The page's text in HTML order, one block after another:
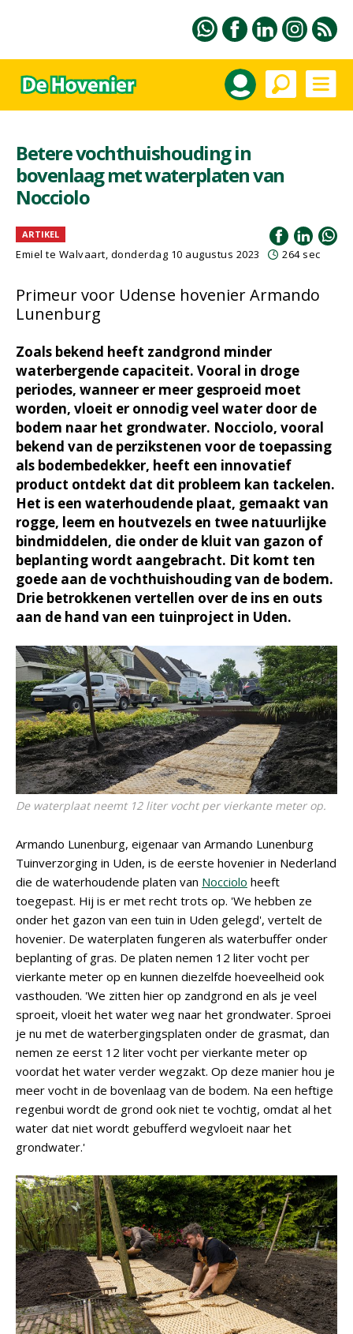
Betere vochthuishouding in
bovenlaag met waterplaten van
Nocciolo
ARTIKEL
Emiel te Walvaart, donderdag 10 augustus 2023 264 sec
Primeur voor Udense hovenier Armando
Lunenburg
Zoals bekend heeft zandgrond minder
waterbergende capaciteit. Vooral in droge
periodes, wanneer er meer gesproeid moet
worden, vloeit er onnodig veel water door de
bodem naar het grondwater. Nocciolo, vooral
bekend van de perzikstenen voor de toepassing
als bodembedekker, heeft een innovatief
product ontdekt dat dit probleem kan tackelen.
Het is een waterhoudende plaat, gemaakt van
rogge, leem en houtvezels en twee natuurlijke
bindmiddelen, die onder de kluit van gazon of
beplanting wordt aangebracht. Dit komt ten
goede aan de vochthuishouding van de bodem.
Drie betrokkenen vertellen over de ins en outs
aan de hand van een tuinproject in Uden.
De waterplaat neemt 12 liter vocht per vierkante meter op.
Armando Lunenburg, eigenaar van Armando Lunenburg
Tuinverzorging in Uden, is de eerste hovenier in Nederland
die de waterhoudende platen van Nocciolo heeft
toegepast. Hij is er met recht trots op. 'We hebben ze
onder het gazon van een tuin in Uden gelegd', vertelt de
hovenier. De waterplaten fungeren als waterbuffer onder
beplanting of gras. De platen nemen 12 liter vocht per
vierkante meter op en kunnen diezelfde hoeveelheid ook
vasthouden. 'We zitten hier op zandgrond en als je veel
sproeit, vloeit het water weg naar het grondwater. Sproei
je nu met de waterbergingsplaten onder de grasmat, dan
nemen ze eerst 12 liter vocht per vierkante meter op
voordat het water verder wegzakt. Op deze manier hou je
meer vocht in de bovenlaag van de bodem. Na een heftige
regenbui wordt de grond ook niet te vochtig, omdat al het
water dat niet wordt gebufferd wegvloeit naar het
grondwater.'